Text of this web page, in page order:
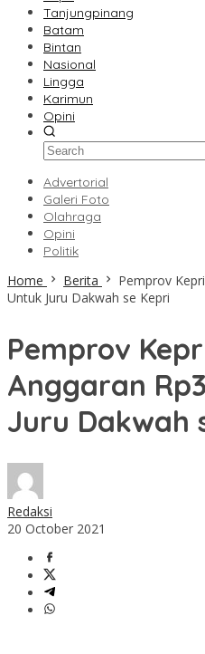
Tanjungpinang
Batam
Bintan
Nasional
Lingga
Karimun
Opini
Advertorial
Galeri Foto
Olahraga
Opini
Politik
Home Berita
Pemprov
Untuk Juru Dakwah se Kepri
Pemprov
Anggaran
Juru Dakwah
Redaksi
20 October 2021